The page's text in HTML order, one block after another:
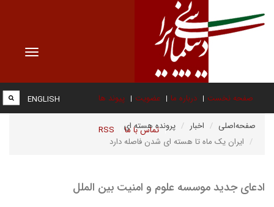
Toggle
صفحه نخست درباره ما عضویت پیوند ها
تماس با ما RSS
ENGLISH
صفحه‌اصلی اخبار
پرونده هسته ای
ایران یک ماه تا هسته ای شدن فاصله دارد
ادعای جدید موسسه علوم و امنیت بین الملل